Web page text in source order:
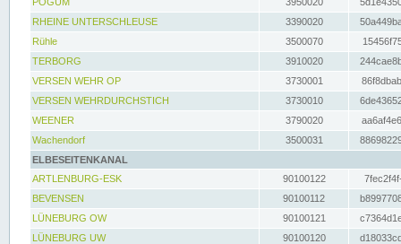
RHEINE UNTERSCHLEUSE
3390020
Rühle
3500070
TERBORG
3910020
VERSEN WEHR OP
3730001
VERSEN WEHRDURCHSTICH
3730010
WEENER
3790020
Wachendorf
3500031
ELBESEITENKANAL
ARTLENBURG-ESK
90100122
BEVENSEN
90100112
LÜNEBURG OW
90100121
LÜNEBURG UW
90100120